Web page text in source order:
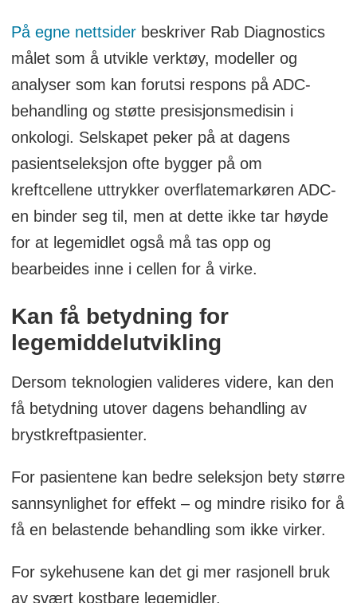
På egne nettsiderbeskriver Rab Diagnostics
målet som å utvikle verktøy, modeller og
analyser som kan forutsi respons på ADC-
behandling og støtte presisjonsmedisin i
onkologi. Selskapet peker på at dagens
pasientseleksjon ofte bygger på om
kreftcellene uttrykker overflatemarkøren ADC-
en binder seg til, men at dette ikke tar høyde
for at legemidlet også må tas opp og
bearbeides inne i cellen for å virke.
Kan få betydning for
legemiddelutvikling
Dersom teknologien valideres videre, kan den
få betydning utover dagens behandling av
brystkreftpasienter.
For pasientene kan bedre seleksjon bety større
sannsynlighet for effekt – og mindre risiko for å
få en belastende behandling som ikke virker.
For sykehusene kan det gi mer rasjonell bruk
av svært kostbare legemidler.